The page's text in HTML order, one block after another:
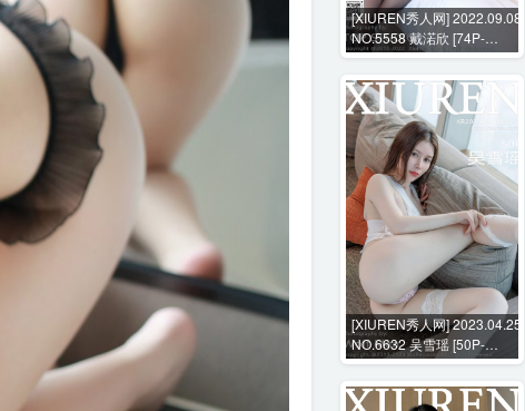
[XIUREN秀人网] 2022.09.08
NO.5558 戴渃欣 [74P-
636MB]
[XIUREN秀人网] 2023.04.25
NO.6632 吴雪瑶 [50P-
499MB]